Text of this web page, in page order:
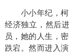
小小年纪，柯
经济独立，然后
员，她的人生，
跌宕。然而进入